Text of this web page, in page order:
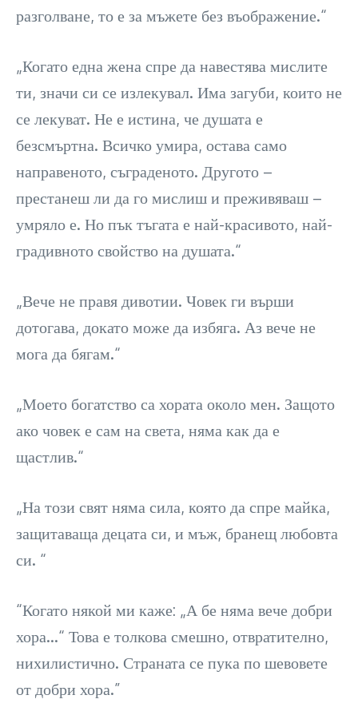
разголване, то е за мъжете без въображение.“
„Когато една жена спре да навестява мислите
ти, значи си се излекувал. Има загуби, които не
се лекуват. Не е истина, че душата е
безсмъртна. Всичко умира, остава само
направеното, съграденото. Другото –
престанеш ли да го мислиш и преживяваш –
умряло е. Но пък тъгата е най-красивото, най-
градивното свойство на душата.“
„Вече не правя дивотии. Човек ги върши
дотогава, докато може да избяга. Аз вече не
мога да бягам.“
„Моето богатство са хората около мен. Защото
ако човек е сам на света, няма как да е
щастлив.“
„На този свят няма сила, която да спре майка,
защитаваща децата си, и мъж, бранещ любовта
си. “
“Когато някой ми каже: „А бе няма вече добри
хора…“ Това е толкова смешно, отвратително,
нихилистично. Страната се пука по шевовете
от добри хора.”